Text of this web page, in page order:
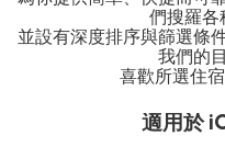
們搜羅各
並設有深度排序與篩選條
我們的
喜歡所選住
適用於